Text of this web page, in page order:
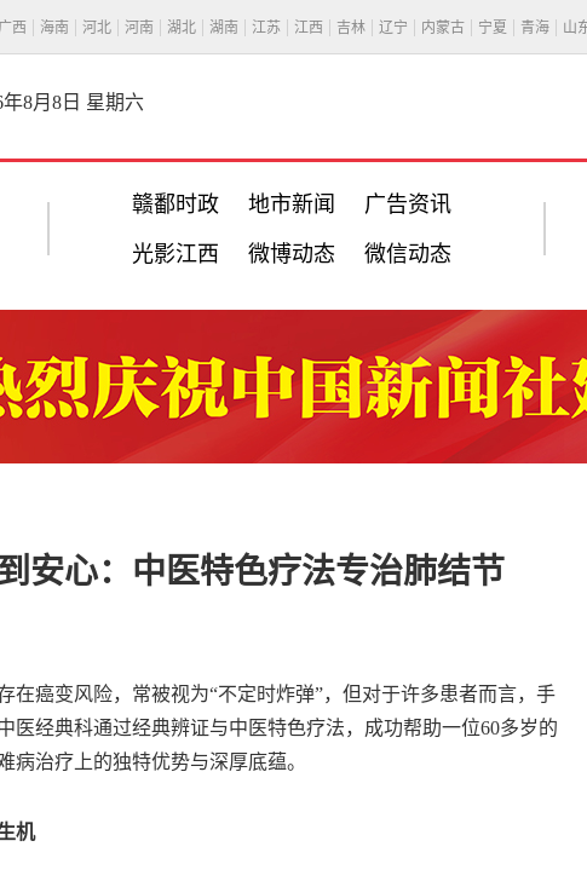
广西 海南 河北 河南 湖北 湖南 江苏 江西 吉林 辽宁 内蒙古 宁夏 青海 山
年8月8日 星期六
赣鄱时政 地市新闻 广告资讯
光影江西 微博动态 微信动态
安心：中医特色疗法专治肺结节
癌变风险，常被视为“不定时炸弹”，但对于许多患者而言，手
医经典科通过经典辨证与中医特色疗法，成功帮助一位60多岁的
病治疗上的独特优势与深厚底蕴。
机